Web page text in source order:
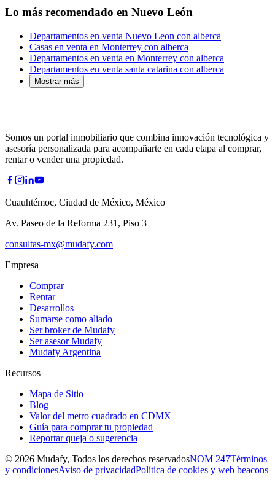
Lo más recomendado en Nuevo León
Departamentos en venta Nuevo Leon con alberca
Casas en venta en Monterrey con alberca
Departamentos en venta en Monterrey con alberca
Departamentos en venta santa catarina con alberca
Mostrar más
Somos un portal inmobiliario que combina innovación tecnológica y
asesoría personalizada para acompañarte en cada etapa al comprar,
rentar o vender una propiedad.
Cuauhtémoc, Ciudad de México, México
Av. Paseo de la Reforma 231, Piso 3
consultas-mx@mudafy.com
Empresa
Comprar
Rentar
Desarrollos
Sumarse como aliado
Ser broker de Mudafy
Ser asesor Mudafy
Mudafy Argentina
Recursos
Mapa de Sitio
Blog
Valor del metro cuadrado en CDMX
Guía para comprar tu propiedad
Reportar queja o sugerencia
© 2026 Mudafy, Todos los derechos reservadosNOM 247Términos
y condicionesAviso de privacidadPolítica de cookies y web beacons